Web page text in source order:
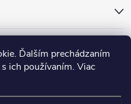
Ďalším prechádzaním
ich používaním. Viac